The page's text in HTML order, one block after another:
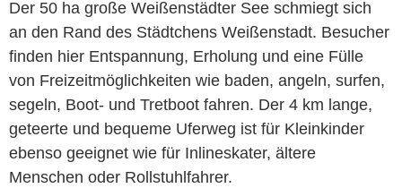
Der 50 ha große Weißenstädter See schmiegt sich
an den Rand des Städtchens Weißenstadt. Besucher
finden hier Entspannung, Erholung und eine Fülle
von Freizeitmöglichkeiten wie baden, angeln, surfen,
segeln, Boot- und Tretboot fahren. Der 4 km lange,
geteerte und bequeme Uferweg ist für Kleinkinder
ebenso geeignet wie für Inlineskater, ältere
Menschen oder Rollstuhlfahrer.